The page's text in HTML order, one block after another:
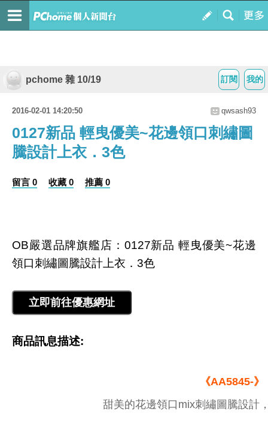
我的
訂閱
pchome 雜 10/19
2016-02-01 14:20:50 qwsash93
0127新品 輕曳優美~花邊領口刺繡圖
騰設計上衣．3色
留言 0 收藏 0 推薦 0
OB嚴選品牌旗艦店：0127新品 輕曳優美~花邊
領口刺繡圖騰設計上衣．3色
商品訊息描述:
《AA5845-》
甜美的花邊領口mix刺繡圖騰設計